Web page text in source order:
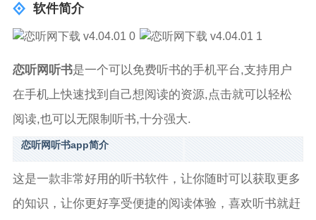
软件简介
恋听网听书是一个可以免费听书的手机平台,支持用户
在手机上快速找到自己想阅读的资源,点击就可以轻松
阅读,也可以无限制听书,十分强大.
恋听网听书app简介
这是一款非常好用的听书软件，让你随时可以获取更多
的知识，让你更好享受便捷的阅读体验，喜欢听书就赶